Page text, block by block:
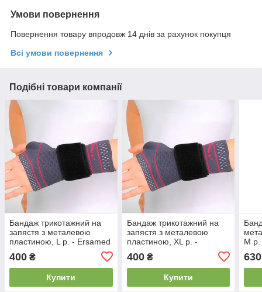
Умови повернення
Повернення товару впродовж 14 днів за рахунок покупця
Всі умови повернення
Подібні товари компанії
Бандаж трикотажний на
запястя з металевою
пластиною, L р. - Ersamed
400 ₴
Купити
Бандаж трикотажний на
запястя з металевою
пластиною, XL р. -
400₴
Купити
M
630